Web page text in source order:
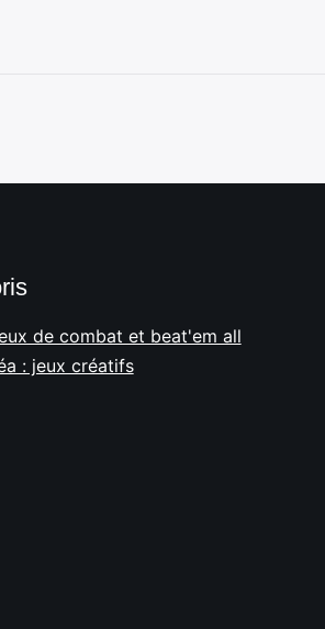
de combat et beat'em all
: jeux créatifs